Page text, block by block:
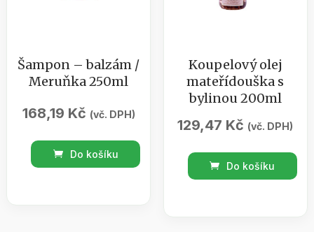
Šampon – balzám /
Meruňka 250ml
168,19 Kč (vč. DPH)
Šampon
Do košíku
Koupelový olej
mateřídouška s
bylinou 200ml
129,47 Kč (vč. DPH)
Koupelový
olej
Do košíku